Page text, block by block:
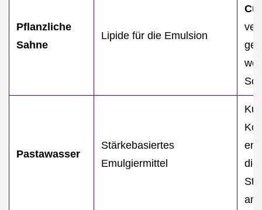
Pflanzliche
Sahne
Lipide für die Emulsion
Pastawasser
Stärkebasiertes
Emulgiermittel
die
am